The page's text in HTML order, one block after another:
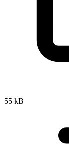
55 kB